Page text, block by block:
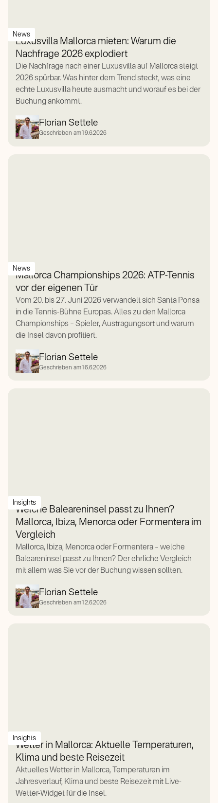
News
Luxusvilla Mallorca mieten: Warum die
Nachfrage 2026 explodiert
Die Nachfrage nach einer Luxusvilla auf Mallorca steigt
2026 spürbar. Was hinter dem Trend steckt, was eine
echte Luxusvilla heute ausmacht und worauf es bei der
Buchung ankommt.
Florian Settele
Geschrieben am19.6.2026
News
Mallorca Championships 2026: ATP-Tennis
vor der eigenen Tür
Vom 20. bis 27. Juni 2026 verwandelt sich Santa Ponsa
in die Tennis-Bühne Europas. Alles zu den Mallorca
Championships – Spieler, Austragungsort und warum
die Insel davon profitiert.
Florian Settele
Geschrieben am16.6.2026
Insights
Welche Baleareninsel passt zu Ihnen?
Mallorca, Ibiza, Menorca oder Formentera im
Vergleich
Mallorca, Ibiza, Menorca oder Formentera – welche
Baleareninsel passt zu Ihnen? Der ehrliche Vergleich
mit allem was Sie vor der Buchung wissen sollten.
Florian Settele
Geschrieben am12.6.2026
Insights
Wetter in Mallorca: Aktuelle Temperaturen,
Klima und beste Reisezeit
Aktuelles Wetter in Mallorca, Temperaturen im
Jahresverlauf, Klima und beste Reisezeit mit Live-
Wetter-Widget für die Insel.